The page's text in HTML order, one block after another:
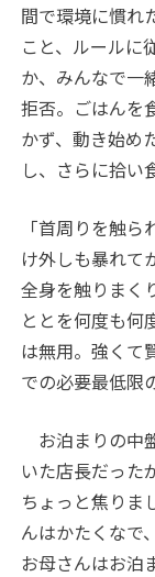
間で環境に慣れ
こと、ルールに
か、みんなで一
拒否。ごはんを
かず、動き始め
し、さらに拾い
「首周りを触
け外しも暴れて
全身を触りまく
ととを何度も何
は無用。強くて
での必要最低限
お泊まりの中
いた店長だった
ちょっと焦りま
んはかたくなで
お母さんはお泊